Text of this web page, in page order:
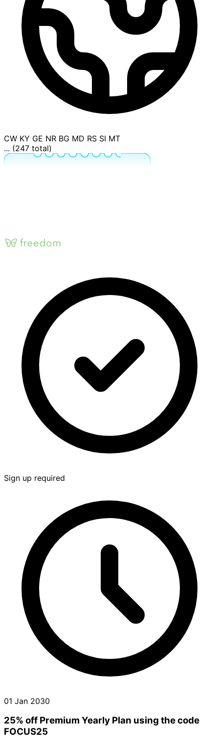
CW KY GE NR BG MD RS SI MT
... (247 total)
Sign up required
01 Jan 2030
25% off Premium Yearly Plan using the code
FOCUS25